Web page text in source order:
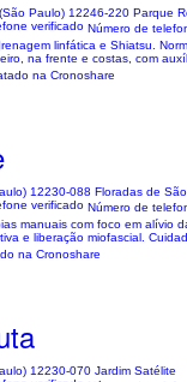
Paulo) 12246-220 Parque
Número de
linfática e Shiatsu.
na frente e costas, com
na Cronoshare
12230-088 Floradas de
Número de
manuais com foco em alívio
e liberação miofascial.
na Cronoshare
12230-070 Jardim Satélite